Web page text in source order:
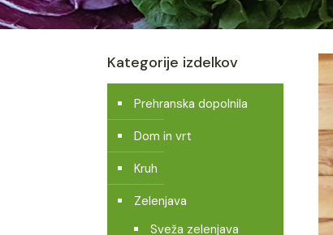
Kategorije izdelkov
Prehranska dopolnila
Dom in vrt
Kruh
Zelenjava
Sveža zelenjava